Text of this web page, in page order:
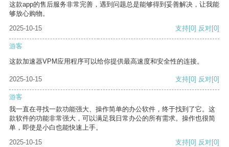
这款app的售后服务非常完善，遇到问题总是能够得到妥善解决，让我能
够放心购物。
2025-10-15
支持[0] 反对[0]
游客
这款加速器VPM应用程序可以给你提供最高速度和安全性的连接。
2025-10-15 支持[0] 反对[0]
游客
我一直在寻找一款功能强大、操作简单的办公软件，终于找到了它。这
款软件的功能非常强大，可以满足我日常办公的所有需求。操作也很简
单，即使是小白也能快速上手。
2025-10-15
支持[0] 反对[0]